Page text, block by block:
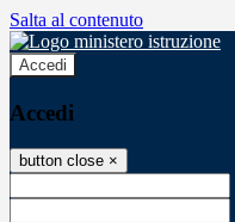
Salta al contenuto
Accedi
Accedi
button close ×